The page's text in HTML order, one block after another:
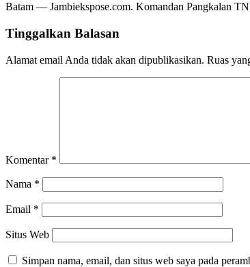
Batam — Jambiekspose.com. Komandan Pangkalan
Tinggalkan Balasan
Alamat email Anda tidak akan dipublikasikan. Ruas
Komentar *
Nama *
Email *
Situs Web
Simpan nama, email, dan situs web saya pada